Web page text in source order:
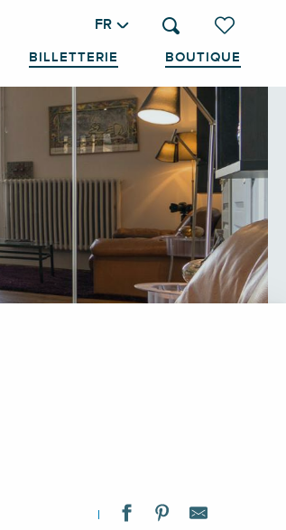
Voir les
Recherche
FR
BILLETTERIE BOUTIQUE